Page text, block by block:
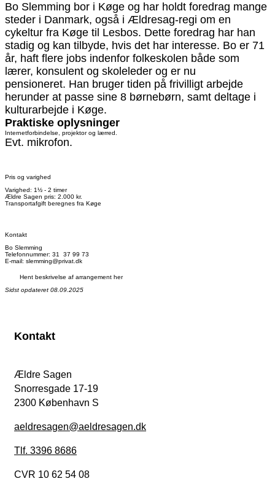
Bo Slemming bor i Køge og har holdt foredrag mange
steder i Danmark, også i Ældresag-regi om en
cykeltur fra Køge til Lesbos. Dette foredrag har han
stadig og kan tilbyde, hvis det har interesse. Bo er 71
år, haft flere jobs indenfor folkeskolen både som
lærer, konsulent og skoleleder og er nu
pensioneret. Han bruger tiden på frivilligt arbejde
herunder at passe sine 8 børnebørn, samt deltage i
kulturarbejde i Køge.
Praktiske oplysninger
Internetforbindelse, projektor og lærred.
Evt. mikrofon.
Pris og varighed
Varighed: 1½ - 2 timer
Ældre Sagen pris: 2.000 kr.
Transportafgift beregnes fra Køge
Kontakt
Bo Slemming
Telefonnummer: 31 37 99 73
E-mail: slemming@privat.dk
Hent beskrivelse af arrangement her
Sidst opdateret 08.09.2025
Kontakt
Ældre Sagen
Snorresgade 17-19
2300 København S
aeldresagen@aeldresagen.dk
Tlf. 3396 8686
CVR 10 62 54 08